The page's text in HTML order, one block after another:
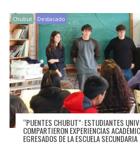
Chubut Destacado
“PUENTES CHUBUT”: ESTUDIANTES
COMPARTIERON EXPERIENCIAS
EGRESADOS DE LA ESCUELA SECUNDARIA